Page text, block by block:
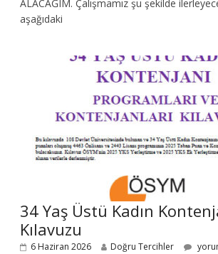
ALACAĞIM. Çalışmamız şu şekilde
aşağıdaki
34 Yaş Üstü Kadın
Kılavuzu
6 Haziran 2026 Doğru Tercihler